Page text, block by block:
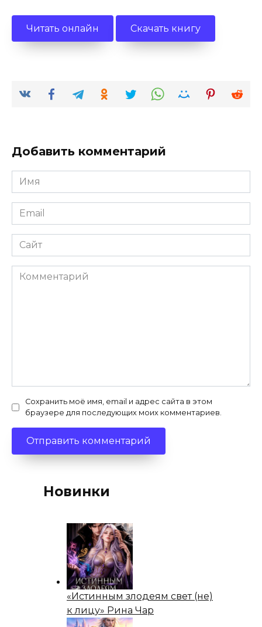
Читать онлайн Скачать книгу
Добавить комментарий
Имя
*
Email
*
Сайт
Комментарий
Сохранить моё имя, email и адрес сайта в этом
браузере для последующих моих комментариев.
Новинки
«Истинным злодеям свет (не)
к лицу» Рина Чар